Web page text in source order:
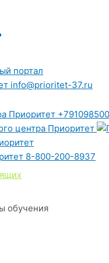
портал
info@prioritet-37.ru
8-800-200-8937
обучения